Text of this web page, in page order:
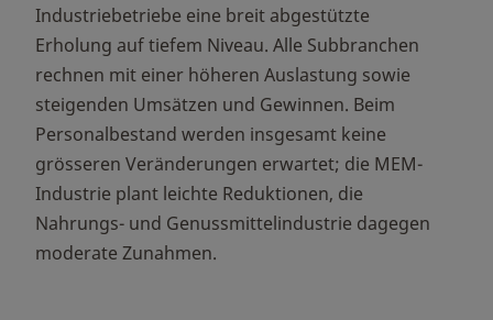
Industriebetriebe eine breit abgestützte
Erholung auf tiefem Niveau. Alle Subbranchen
rechnen mit einer höheren Auslastung sowie
steigenden Umsätzen und Gewinnen. Beim
Personalbestand werden insgesamt keine
grösseren Veränderungen erwartet; die MEM-
Industrie plant leichte Reduktionen, die
Nahrungs- und Genussmittelindustrie dagegen
moderate Zunahmen.